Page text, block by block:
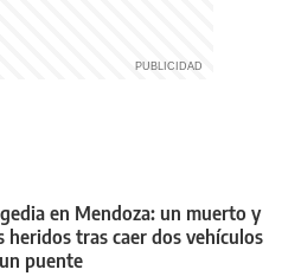
en Mendoza: un muerto y
heridos tras caer dos vehículos
puente